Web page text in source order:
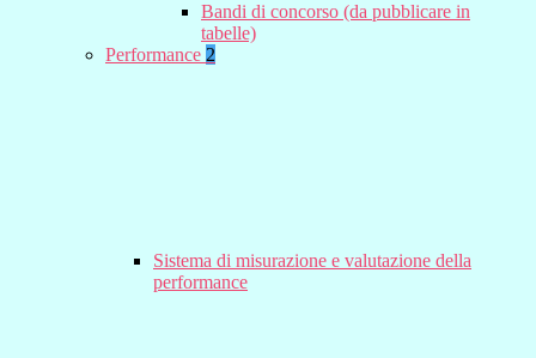
Bandi di concorso (da pubblicare in
tabelle)
Performance 2
Sistema di misurazione e valutazione della
performance